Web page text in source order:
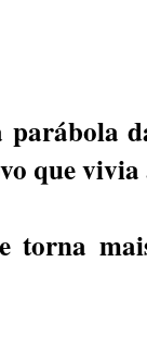
parábola
que
torna